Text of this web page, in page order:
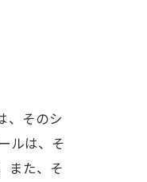
、そのシ
ルは、そ
また、そ